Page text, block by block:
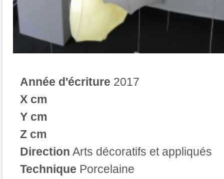
Année d'écriture 2017
X cm
Y cm
Z cm
Direction Arts décoratifs et appliqués
Technique Porcelaine